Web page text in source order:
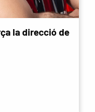
la direcció de